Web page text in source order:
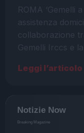
ROMA ‘Gemelli
assistenza
collaborazione
Gemelli Irccs e
Leggi